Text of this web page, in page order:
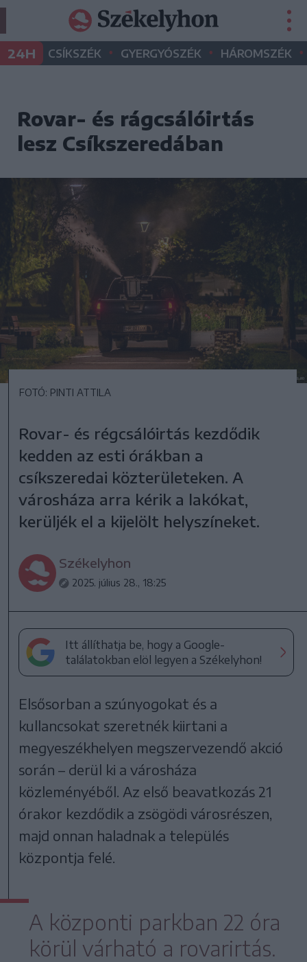
24H CSÍKSZÉK • GYERGYÓSZÉK • HÁROMSZÉK •
Rovar- és rágcsálóirtás
lesz Csíkszeredában
FOTÓ: PINTI ATTILA
Rovar- és régcsálóirtás kezdődik
kedden az esti órákban a
csíkszeredai közterületeken. A
városháza arra kérik a lakókat,
kerüljék el a kijelölt helyszíneket.
Székelyhon
2025. július 28., 18:25
Itt állíthatja be, hogy a Google-
találatokban elöl legyen a Székelyhon!
Elsősorban a szúnyogokat és a
kullancsokat szeretnék kiirtani a
megyeszékhelyen megszervezendő akció
során – derül ki a városháza
közleményéből. Az első beavatkozás 21
órakor kezdődik a zsögödi városrészen,
majd onnan haladnak a település
központja felé.
A központi parkban 22 óra
körül várható a rovarirtás.